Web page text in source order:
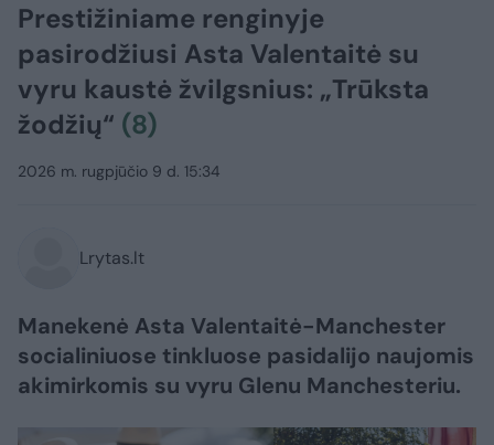
Prestižiniame renginyje
pasirodžiusi Asta Valentaitė su
vyru kaustė žvilgsnius: „Trūksta
žodžių“ (8)
2026 m. rugpjūčio 9 d. 15:34
Lrytas.lt
Manekenė Asta Valentaitė-Manchester
socialiniuose tinkluose pasidalijo naujomis
akimirkomis su vyru Glenu Manchesteriu.